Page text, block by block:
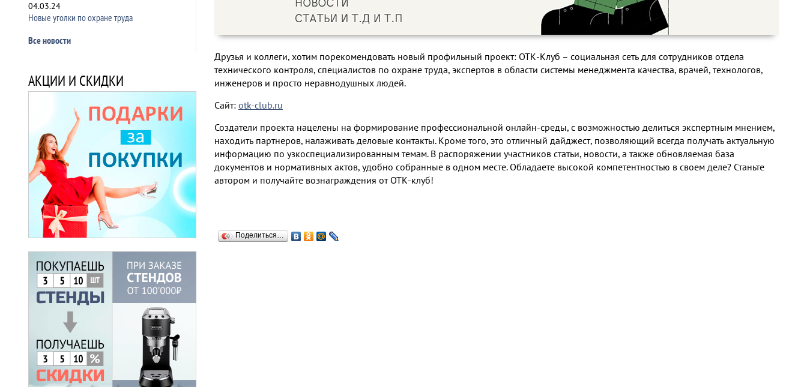
04.03.24
Новые уголки по охране труда
Все новости
АКЦИИ И СКИДКИ
Друзья и коллеги, хотим порекомендовать новый профильный проект: ОТК-Клуб – социальная сеть для сотрудников отдела
технического контроля, специалистов по охране труда, экспертов в области системы менеджмента качества, врачей, технологов,
инженеров и просто неравнодушных людей.
Сайт: otk-club.ru
Создатели проекта нацелены на формирование профессиональной онлайн-среды, с возможностью делиться экспертным мнением,
находить партнеров, налаживать деловые контакты. Кроме того, это отличный дайджест, позволяющий всегда получать актуальную
информацию по узкоспециализированным темам. В распоряжении участников статьи, новости, а также обновляемая база
документов и нормативных актов, удобно собранные в одном месте. Обладаете высокой компетентностью в своем деле? Станьте
автором и получайте вознаграждения от ОТК-клуб!
Поделиться…